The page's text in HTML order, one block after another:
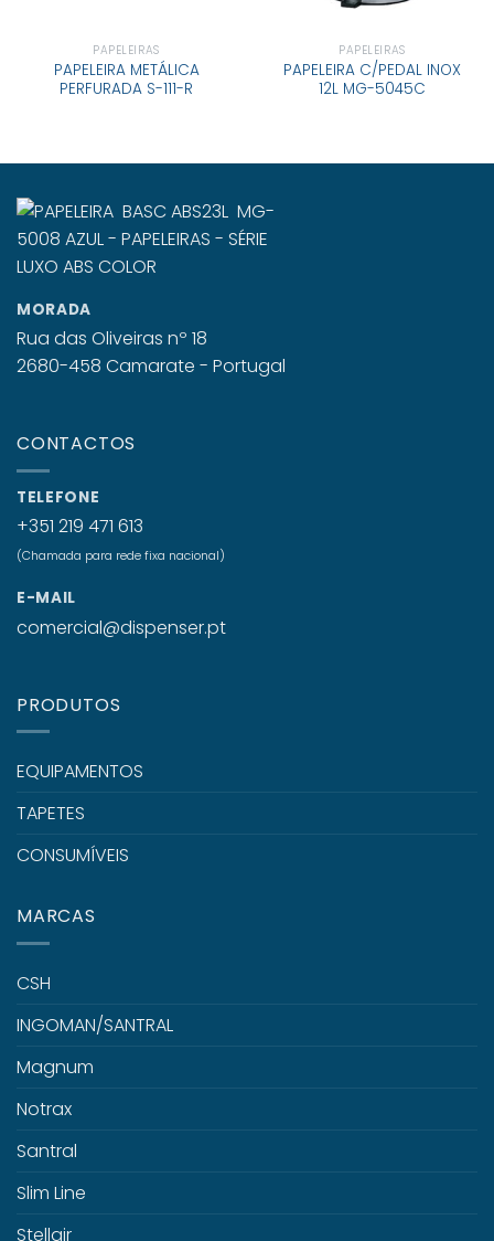
PAPELEIRAS
PAPELEIRA METÁLICA
PERFURADA S-111-R
PAPELEIRAS
PAPELEIRA C/PEDAL INOX
12L MG-5045C
MORADA
Rua das Oliveiras nº 18
2680-458 Camarate - Portugal
CONTACTOS
TELEFONE
+351 219 471 613
(Chamada para rede fixa nacional)
E-MAIL
comercial@dispenser.pt
PRODUTOS
EQUIPAMENTOS
TAPETES
CONSUMÍVEIS
MARCAS
CSH
INGOMAN/SANTRAL
Magnum
Notrax
Santral
Slim Line
Stellair